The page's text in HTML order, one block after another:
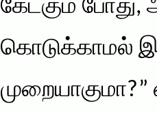
கேட்கும் போது,
கொடுக்காமல்